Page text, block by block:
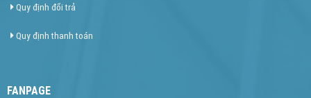
Quy định đổi trả
Quy định thanh toán
FANPAGE